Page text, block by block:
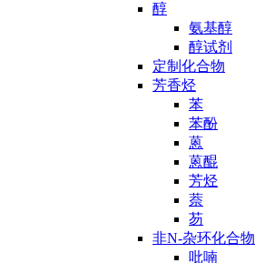
醇
氨基醇
醇试剂
定制化合物
芳香烃
苯
苯酚
蒽
蒽醌
芳烃
萘
芴
非N-杂环化合物
吡喃